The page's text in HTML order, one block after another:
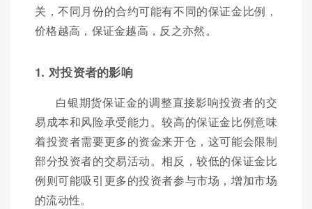
关，不同月份的合约可能有不同的保证金比例，
价格越高，保证金越高，反之亦然。
1. 对投资者的影响
白银期货保证金的调整直接影响投资者的交
易成本和风险承受能力。较高的保证金比例意味
着投资者需要更多的资金来开仓，这可能会限制
部分投资者的交易活动。相反，较低的保证金比
例则可能吸引更多的投资者参与市场，增加市场
的流动性。